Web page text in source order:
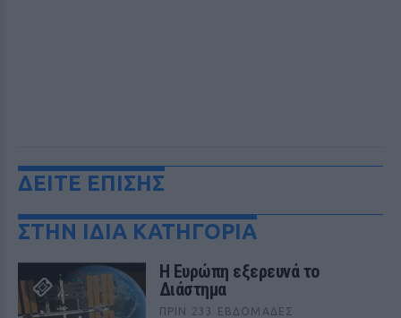
ΔΕΙΤΕ ΕΠΙΣΗΣ
ΣΤΗΝ ΙΔΙΑ ΚΑΤΗΓΟΡΙΑ
Η Ευρώπη εξερευνά το
Διάστημα
ΠΡΙΝ 233 ΕΒΔΟΜΆΔΕΣ